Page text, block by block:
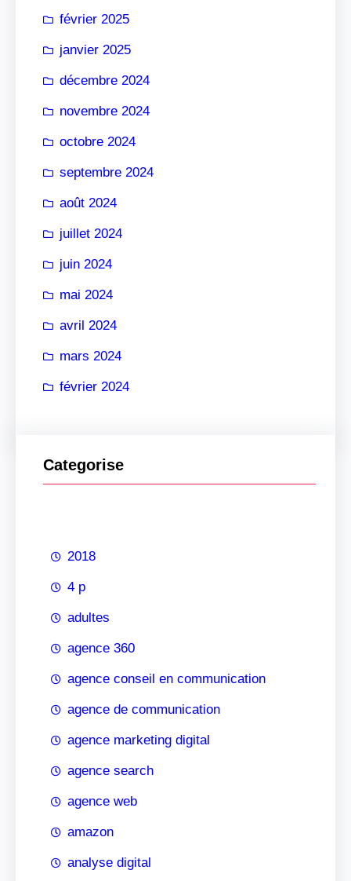
février 2025
janvier 2025
décembre 2024
novembre 2024
octobre 2024
septembre 2024
août 2024
juillet 2024
juin 2024
mai 2024
avril 2024
mars 2024
février 2024
Categorise
2018
4 p
adultes
agence 360
agence conseil en communication
agence de communication
agence marketing digital
agence search
agence web
amazon
analyse digital